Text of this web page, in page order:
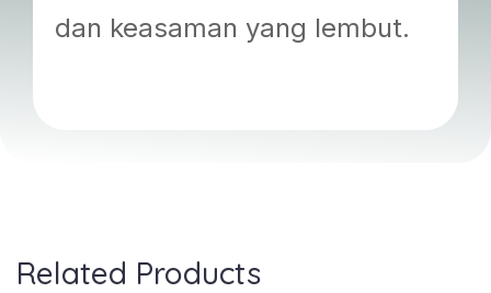
dan keasaman yang lembut.
Related Products